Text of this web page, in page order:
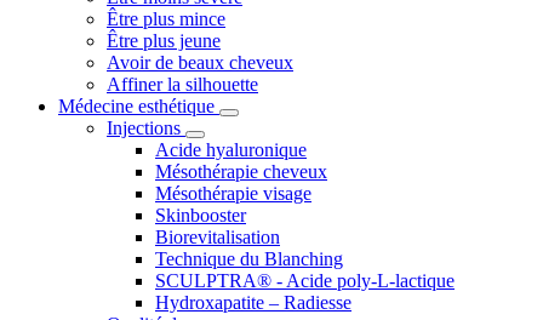
Être plus mince
Être plus jeune
Avoir de beaux cheveux
Affiner la silhouette
Médecine esthétique
Injections
Acide hyaluronique
Mésothérapie cheveux
Mésothérapie visage
Skinbooster
Biorevitalisation
Technique du Blanching
SCULPTRA® - Acide poly-L-lactique
Hydroxapatite – Radiesse